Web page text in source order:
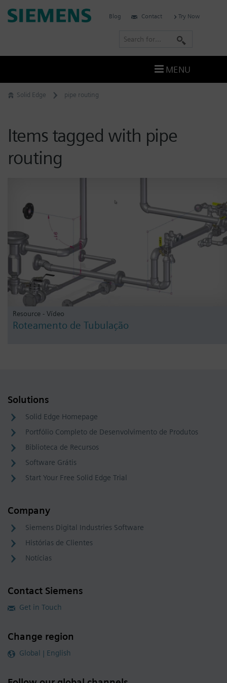
Skip
to
Solid Edge pipe routing
Items tagged with pipe
routing
Resource - Vídeo
Roteamento de Tubulação
Solutions
Solid Edge Homepage
Portfólio Completo de Desenvolvimento de Produtos
Biblioteca de Recursos
Software Grátis
Start Your Free Solid Edge Trial
Company
Siemens Digital Industries Software
Histórias de Clientes
Notícias
Contact Siemens
Get in Touch
Change region
Global | English
Siemens
Blog Contact Try Now
r
MENU